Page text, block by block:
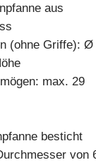
aus
(ohne Griffe): Ø
max. 29
besticht
von